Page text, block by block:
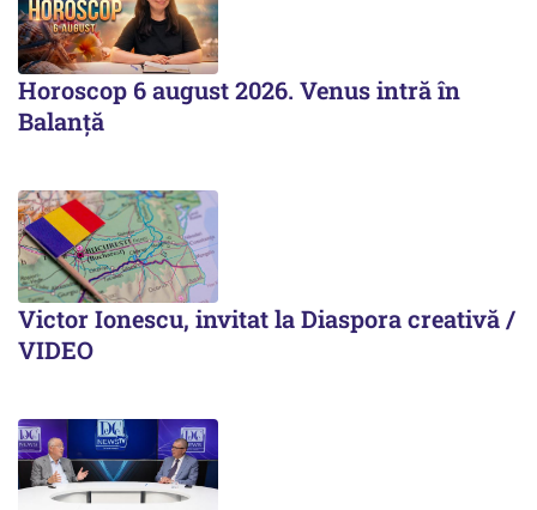
Horoscop 6 august 2026. Venus intră în
Balanță
Victor Ionescu, invitat la Diaspora creativă /
VIDEO